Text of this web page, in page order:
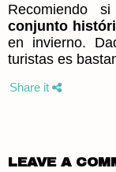
Recomiendo
conjunto
en invierno.
turistas es
Share it
LEAVE A